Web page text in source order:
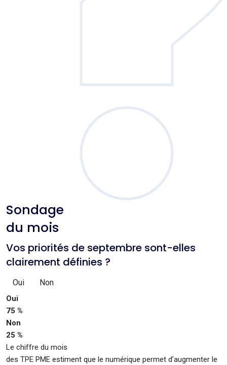
Sondage
du mois
Vos priorités de septembre sont-elles
clairement définies ?
Oui Non
Oui
75 %
Non
25 %
Le chiffre du mois
des TPE PME estiment que le numérique permet d’augmenter le